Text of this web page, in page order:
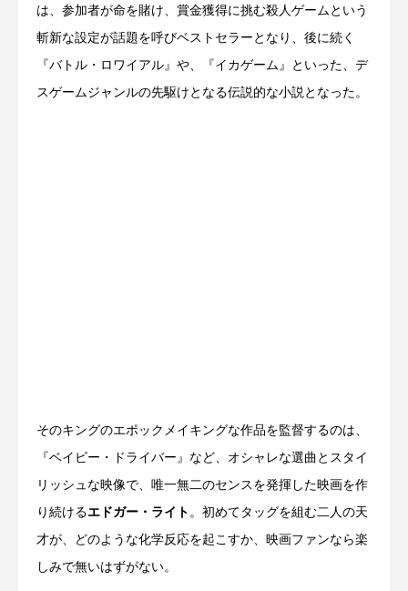
は、参加者が命を賭け、賞金獲得に挑む殺人ゲームという
斬新な設定が話題を呼びベストセラーとなり、後に続く
『バトル・ロワイアル』や、『イカゲーム』といった、デ
スゲームジャンルの先駆けとなる伝説的な小説となった。
そのキングのエポックメイキングな作品を監督するのは、
『ベイビー・ドライバー』など、オシャレな選曲とスタイ
リッシュな映像で、唯一無二のセンスを発揮した映画を作
り続けるエドガー・ライト 。初めてタッグを組む二人の天
才が、どのような化学反応を起こすか、映画ファンなら楽
しみで無いはずがない。